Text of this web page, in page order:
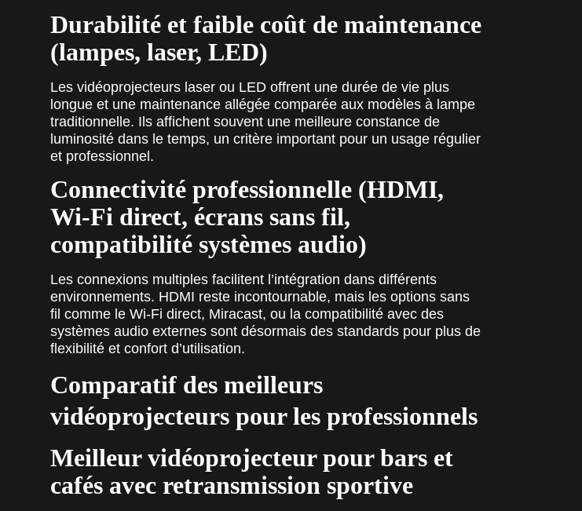
Durabilité et faible coût de maintenance
(lampes, laser, LED)
Les vidéoprojecteurs laser ou LED offrent une durée de vie plus
longue et une maintenance allégée comparée aux modèles à lampe
traditionnelle. Ils affichent souvent une meilleure constance de
luminosité dans le temps, un critère important pour un usage régulier
et professionnel.
Connectivité professionnelle (HDMI,
Wi-Fi direct, écrans sans fil,
compatibilité systèmes audio)
Les connexions multiples facilitent l’intégration dans différents
environnements. HDMI reste incontournable, mais les options sans
fil comme le Wi-Fi direct, Miracast, ou la compatibilité avec des
systèmes audio externes sont désormais des standards pour plus de
flexibilité et confort d’utilisation.
Comparatif des meilleurs
vidéoprojecteurs pour les professionnels
Meilleur vidéoprojecteur pour bars et
cafés avec retransmission sportive